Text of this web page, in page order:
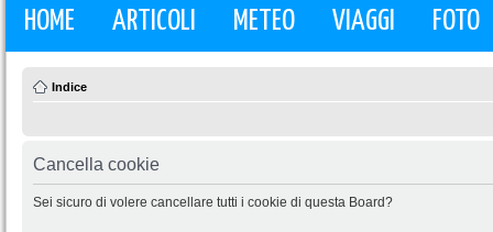
HOME ARTICOLI METEO VIAGGI FOTO
Indice
Cancella cookie
Sei sicuro di volere cancellare tutti i cookie di questa Board?